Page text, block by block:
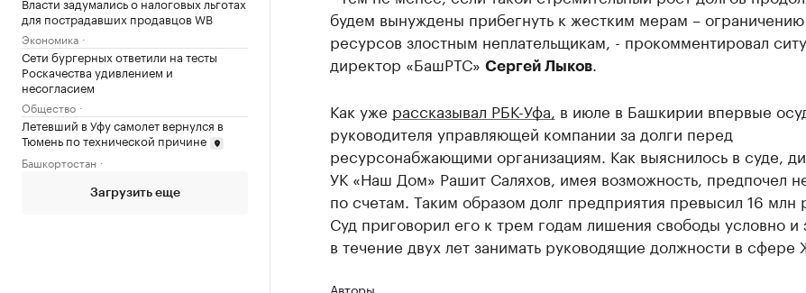
для пострадавших продавцов WB
Экономика
Сети бургерных ответили на тесты
Роскачества удивлением и
несогласием
Общество
Летевший в Уфу самолет вернулся в
Тюмень по технической причине
Башкортостан
Загрузить еще
будем вынуждены прибегнуть к жестким мерам –
ресурсов злостным неплательщикам, - прокомментировал
директор «БашРТС» Сергей Лыков.
Как уже рассказывал РБК-Уфа, в июле в Башкирии впервые
руководителя управляющей компании за долги перед
ресурсонабжающими организациям. Как выяснилось в суде,
УК «Наш Дом» Рашит Саляхов, имея возможность, предпочел
по счетам. Таким образом долг предприятия превысил 16 млн
Суд приговорил его к трем годам лишения свободы условно и
в течение двух лет занимать руководящие должности в сфере
Авторы